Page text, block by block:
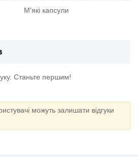
М'які капсули
Станьте першим!
можуть залишати відгуки